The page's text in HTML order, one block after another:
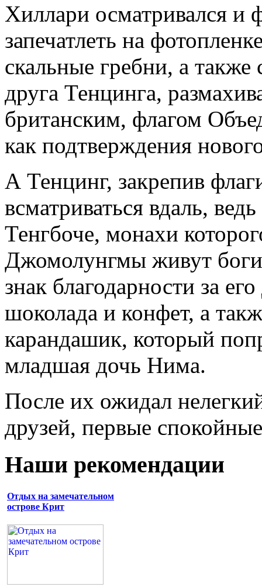
Хиллари осматривался и
запечатлеть на
скальные гребни, а также
друга Тенцинга,
британским, флагом
как подтверждения
А Тенцинг, закрепив
всматриваться вдаль,
Тенгбоче, монахи
Джомолунгмы живут
знак благодарности за
шоколада и конфет, а
карандашик, который
младшая дочь Нима.
После их ожидал
друзей, первые
Наши рекомендации
Отдых на замечательном
острове Крит